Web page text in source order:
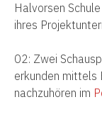
Halvorsen
ihres
02: Zwei
erkunden mittels
nachzuhören im